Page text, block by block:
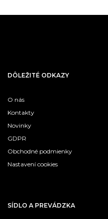
DÔLEŽITÉ ODKAZY
O nás
Kontakty
Novinky
GDPR
Obchodné podmienky
Nastavení cookies
SÍDLO A PREVÁDZKA